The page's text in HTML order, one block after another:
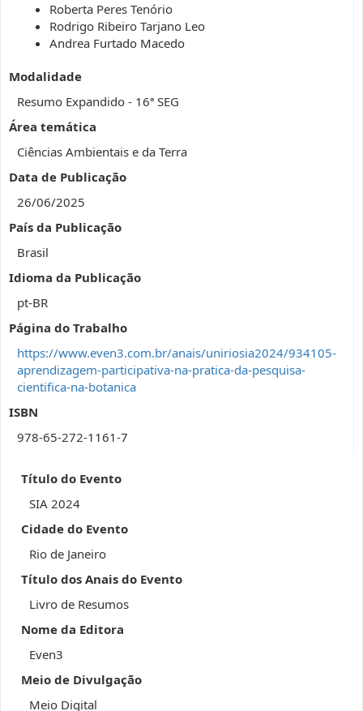
Roberta Peres Tenório
Rodrigo Ribeiro Tarjano Leo
Andrea Furtado Macedo
Modalidade
Resumo Expandido - 16ª SEG
Área temática
Ciências Ambientais e da Terra
Data de Publicação
26/06/2025
País da Publicação
Brasil
Idioma da Publicação
pt-BR
Página do Trabalho
https://www.even3.com.br/anais/uniriosia2024/934105-
aprendizagem-participativa-na-pratica-da-pesquisa-
cientifica-na-botanica
ISBN
978-65-272-1161-7
Título do Evento
SIA 2024
Cidade do Evento
Rio de Janeiro
Título dos Anais do Evento
Livro de Resumos
Nome da Editora
Even3
Meio de Divulgação
Meio Digital